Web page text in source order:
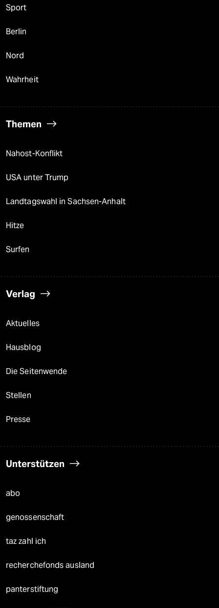
Sport
Berlin
Nord
Wahrheit
Themen
Nahost-Konflikt
USA unter Trump
Landtagswahl in Sachsen-Anhalt
Hitze
Surfen
Verlag
Aktuelles
Hausblog
Die Seitenwende
Stellen
Presse
Unterstützen
abo
genossenschaft
taz zahl ich
recherchefonds ausland
panterstiftung